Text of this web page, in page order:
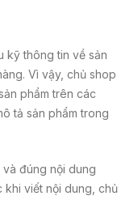
kỹ thông tin về sản
Vì vậy, chủ shop
phẩm trên các
tả sản phẩm trong
đúng nội dung
khi viết nội dung, chủ